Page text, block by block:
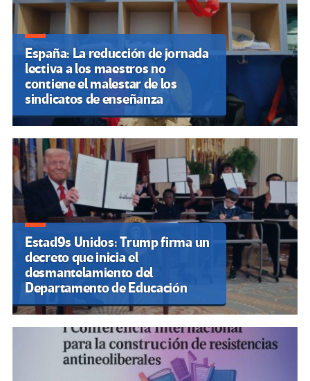
España: La reducción de jornada
lectiva a los maestros no
contiene el malestar de los
sindicatos de enseñanza
Estad9s Unidos: Trump firma un
decreto que inicia el
desmantelamiento del
Departamento de Educación